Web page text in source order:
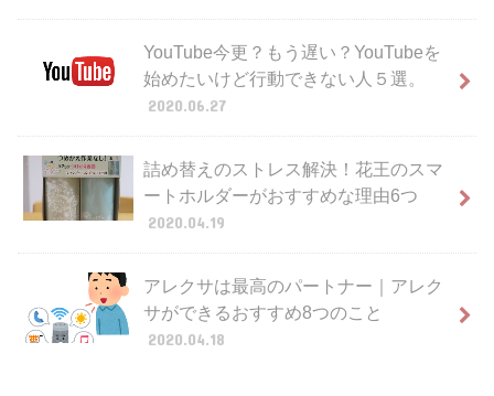
YouTube今更？もう遅い？YouTubeを
始めたいけど行動できない人５選。
2020.06.27
詰め替えのストレス解決！花王のスマ
ートホルダーがおすすめな理由6つ
2020.04.19
アレクサは最高のパートナー｜アレク
サができるおすすめ8つのこと
2020.04.18